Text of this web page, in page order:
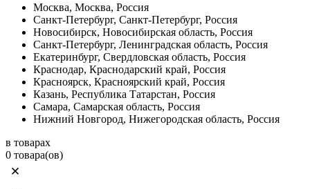
Москва, Москва, Россия
Санкт-Петербург, Санкт-Петербург, Россия
Новосибирск, Новосибирская область, Россия
Санкт-Петербург, Ленинградская область, Россия
Екатеринбург, Свердловская область, Россия
Краснодар, Краснодарский край, Россия
Красноярск, Красноярский край, Россия
Казань, Республика Татарстан, Россия
Самара, Самарская область, Россия
Нижний Новгород, Нижегородская область, Россия
в товарах
0 товара(ов)